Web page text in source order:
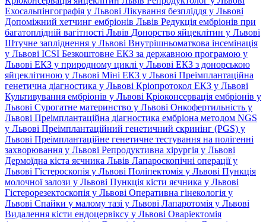
Ехосальпінгографія у Львові Лікування безпліддя у Львові
Допоміжний хетчинг ембріонів Львів Редукція ембріонів при
багатоплідній вагітності Львів Донорство яйцеклітин у Львові
Штучне запліднення у Львові Внутрішньоматкова інсемінація
у Львові ICSI Безкоштовне ЕКЗ за державною програмою у
Львові ЕКЗ у природному циклі у Львові ЕКЗ з донорською
яйцеклітиною у Львові Міні ЕКЗ у Львові Преімплантаційна
генетична діагностика у Львові Кріопротокол ЕКЗ у Львові
Культивування ембріонів у Львові Кріоконсервація ембріонів у
Львові Сурогатне материнство у Львові Онкофертильність у
Львові Преімплантаційна діагностика ембріона методом NGS
у Львові Преімплантаційний генетичний скринінг (PGS) у
Львові Преімплантаційне генетичне тестування на полігенні
захворювання у Львові Репродуктивна хірургія у Львові
Дермоїдна кіста яєчника Львів Лапароскопічні операції у
Львові Гістероскопія у Львові Поліпектомія у Львові Пункція
молочної залози у Львові Пункція кісти яєчника у Львові
Гістерорезектоскопія у Львові Оперативна гінекологія у
Львові Спайки у малому тазі у Львові Лапаротомія у Львові
Видалення кісти ендоцервіксу у Львові Оваріектомія